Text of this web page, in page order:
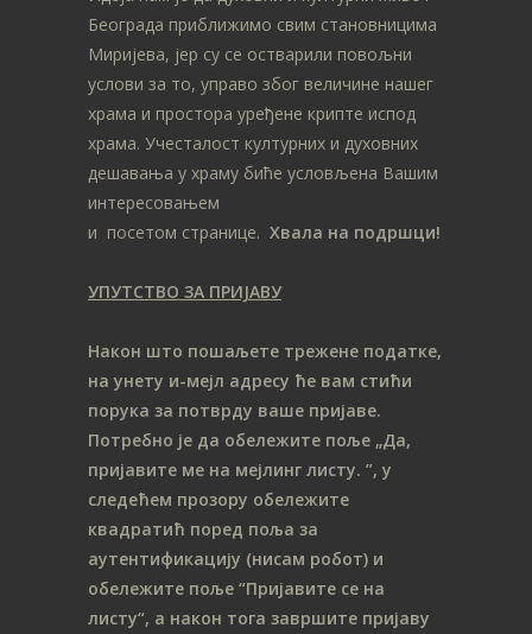
Београда приближимо свим становницима
Миријева, јер су се остварили повољни
услови за то, управо због величине нашег
храма и простора уређене крипте испод
храма. Учесталост културних и духовних
дешавања у храму биће условљена Вашим
интересовањем
и посетом странице. Хвала на подршци!
УПУТСТВО ЗА ПРИЈАВУ
Након што пошаљете трежене податке,
на унету и-мејл адресу ће вам стићи
порука за потврду ваше пријаве.
Потребно је да обележите поље „Да,
пријавите ме на мeјлинг листу. ”, у
следећем прозору обележите
квадратић поред поља за
аутентификацију (нисам робот) и
обележите поље “Пријавите се на
листу“, а након тога завршите пријаву